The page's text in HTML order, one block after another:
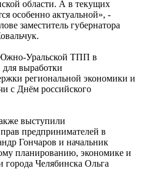
области. А в текущих
особенно актуальной», -
заместитель губернатора
Уральской ТПП в
выработки
региональной экономики и
с Днём российского
выступили
предпринимателей в
Гончаров и начальник
планированию, экономике и
Челябинска Ольга